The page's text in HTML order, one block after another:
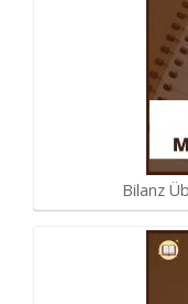
Bilanz